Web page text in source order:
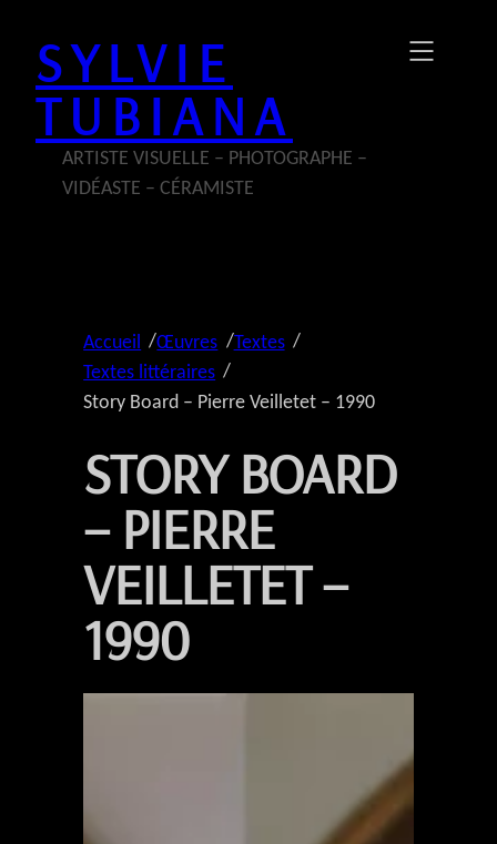
contenu
SYLVIE
TUBIANA
ARTISTE VISUELLE – PHOTOGRAPHE –
VIDÉASTE – CÉRAMISTE
Accueil /Œuvres /Textes /
Textes littéraires /
Story Board – Pierre Veilletet – 1990
STORY BOARD
– PIERRE
VEILLETET –
1990